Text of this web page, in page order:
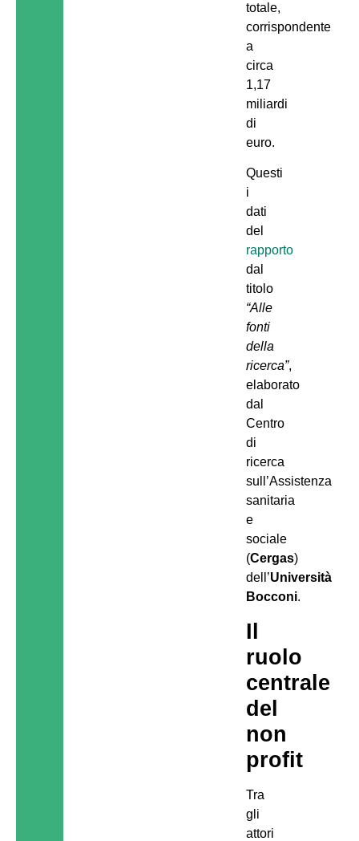
totale,
corrispondente
a
circa
1,17
miliardi
di
euro.
Questi
i
dati
del
rapporto
dal
titolo
“Alle
fonti
della
ricerca”,
elaborato
dal
Centro
di
ricerca
sull’Assistenza
sanitaria
e
sociale
(Cergas)
dell’Università
Bocconi.
Il
ruolo
centrale
del
non
profit
Tra
gli
attori